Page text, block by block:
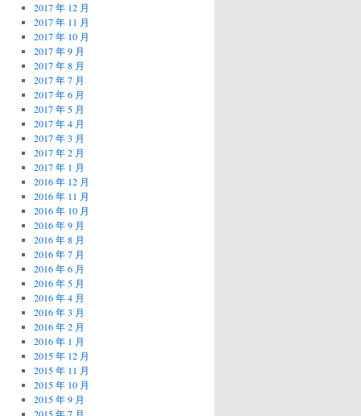
2017 年 12 月
2017 年 11 月
2017 年 10 月
2017 年 9 月
2017 年 8 月
2017 年 7 月
2017 年 6 月
2017 年 5 月
2017 年 4 月
2017 年 3 月
2017 年 2 月
2017 年 1 月
2016 年 12 月
2016 年 11 月
2016 年 10 月
2016 年 9 月
2016 年 8 月
2016 年 7 月
2016 年 6 月
2016 年 5 月
2016 年 4 月
2016 年 3 月
2016 年 2 月
2016 年 1 月
2015 年 12 月
2015 年 11 月
2015 年 10 月
2015 年 9 月